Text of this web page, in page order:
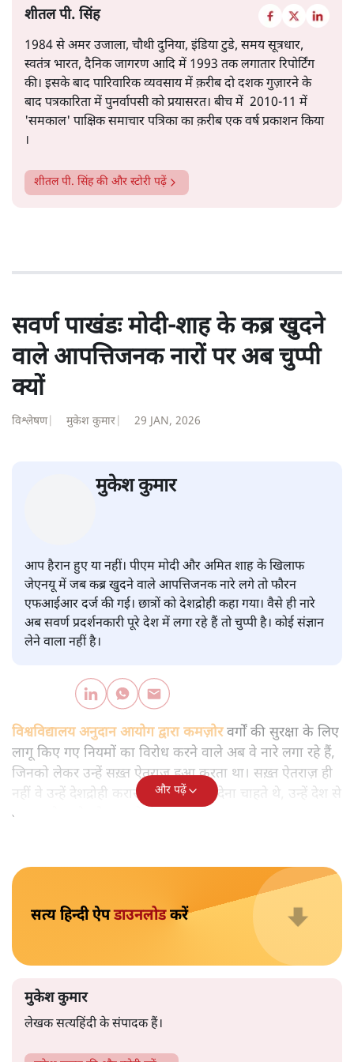
सत्य हिन्दी ऐपडाउनलोडकरें
शीतल पी. सिंह
की। इसके बाद पारिवारिक व्यवसाय में क़रीब दो दशक गुज़ारने के
'समकाल' पाक्षिक समाचार पत्रिका का क़रीब एक वर्ष प्रकाशन किया
।
शीतल पी. सिंहकी और स्टोरी पढ़ें
क्यों
विश्लेषण| मुकेश कुमार | 29 JAN, 2026
आप हैरान हुए या नहीं। पीएम मोदी और अमित शाह के खिलाफ
जेएनयू में जब कब्र खुदने वाले आपत्तिजनक नारे लगे तो फौरन
अब सवर्ण प्रदर्शनकारी पूरे देश में लगा रहे हैं तो चुप्पी है। कोई संज्ञान
लेने वाला नहीं है।